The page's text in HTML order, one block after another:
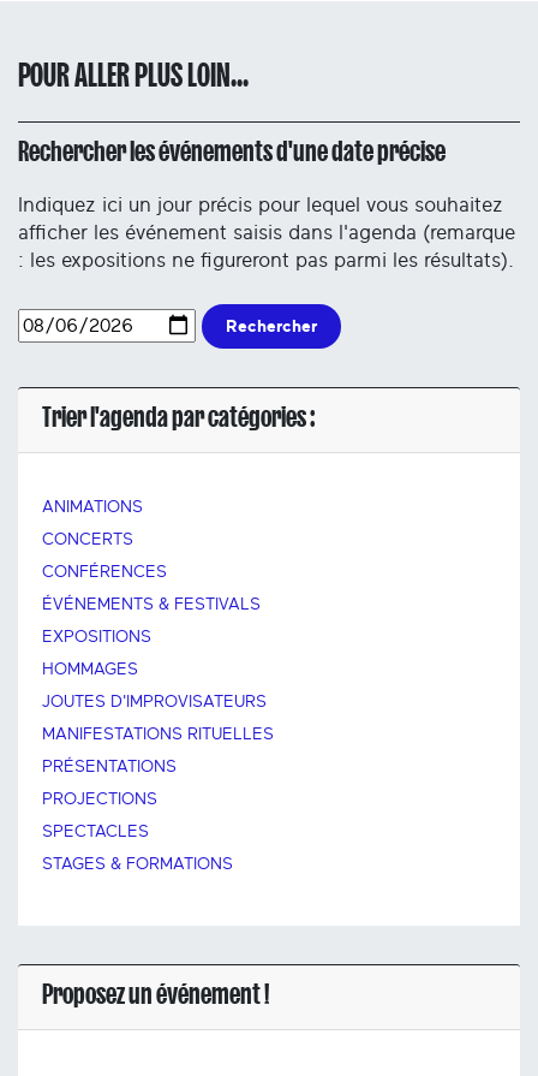
POUR ALLER PLUS LOIN...
Rechercher les événements d'une date précise
Indiquez ici un jour précis pour lequel vous souhaitez
afficher les événement saisis dans l'agenda (remarque
: les expositions ne figureront pas parmi les résultats).
Rechercher
Trier l'agenda par catégories :
ANIMATIONS
CONCERTS
CONFÉRENCES
ÉVÉNEMENTS & FESTIVALS
EXPOSITIONS
HOMMAGES
JOUTES D'IMPROVISATEURS
MANIFESTATIONS RITUELLES
PRÉSENTATIONS
PROJECTIONS
SPECTACLES
STAGES & FORMATIONS
Proposez un événement !